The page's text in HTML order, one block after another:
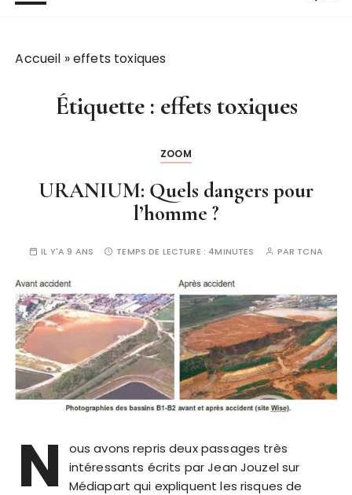
Accueil »effets toxiques
Étiquette : effets toxiques
ZOOM
URANIUM: Quels dangers pour
l’homme ?
IL Y'A 9 ANS TEMPS DE LECTURE : 4MINUTES PAR TCNA
N
ous avons repris deux passages très
intéressants écrits par Jean Jouzel sur
Médiapart qui expliquent les risques de